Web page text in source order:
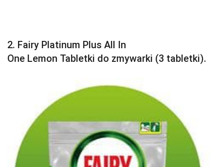
2. Fairy Platinum Plus All In
One Lemon Tabletki do zmywarki (3 tabletki).